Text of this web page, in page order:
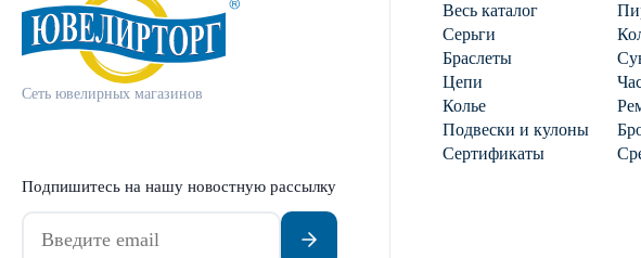
Сеть ювелирных магазинов
Подпишитесь на нашу новостную рассылку
Весь каталог
Серьги
Браслеты
Цепи
Колье
Подвески и кулоны
Сертификаты